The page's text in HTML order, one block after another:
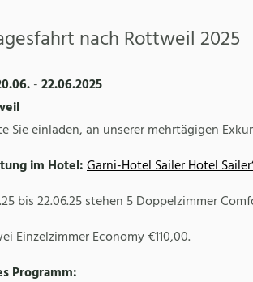
nach Rottweil 2025
-22.06.2025
Sie einladen, an unserer mehrtägigen
im Hotel:Garni-Hotel Sailer Hotel
bis 22.06.25 stehen 5 Doppelzimmer
Einzelzimmer Economy €110,00.
Programm: